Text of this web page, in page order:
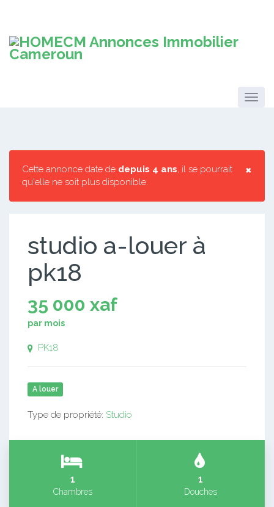
×
Cette annonce date de depuis 4 ans, il se pourrait
qu'elle ne soit plus disponible.
studio a-louer à
pk18
35 000 xaf
par mois
PK18
A louer
Type de propriété: Studio
1
Chambres
1
Douches